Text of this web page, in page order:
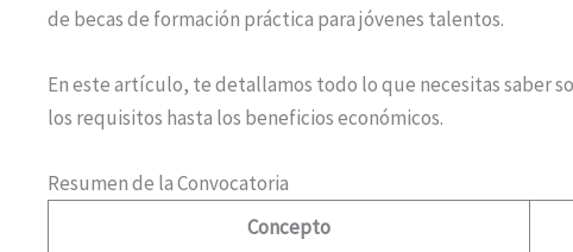
de becas de formación práctica para jóvenes talentos.
En este artículo, te detallamos todo lo que necesitas saber
los requisitos hasta los beneficios económicos.
Resumen de la Convocatoria
Concepto